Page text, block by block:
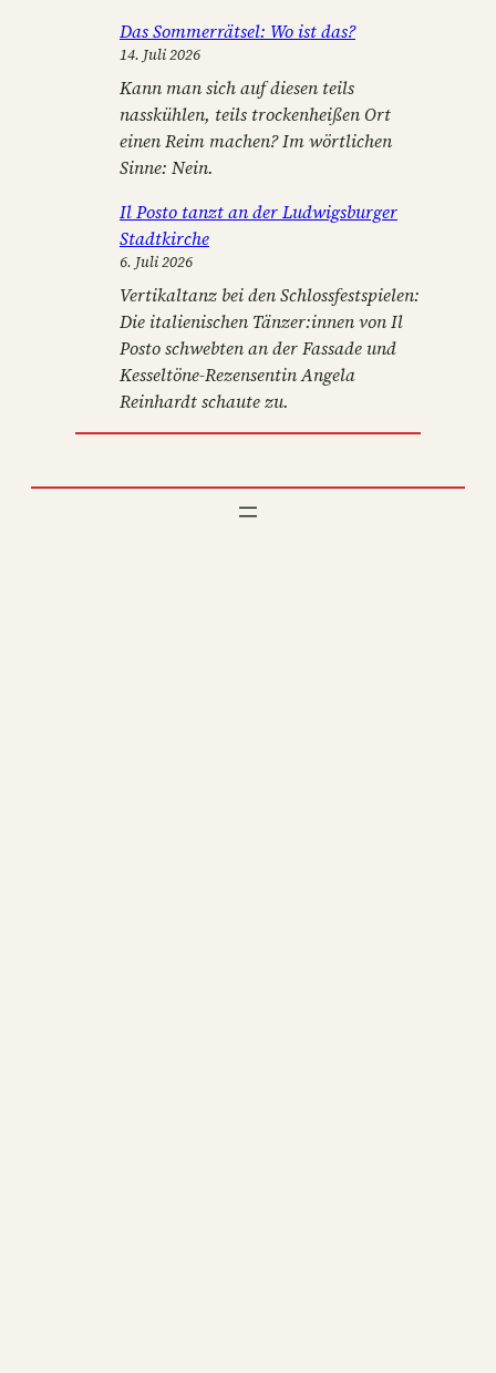
Das Sommerrätsel: Wo ist das?
14. Juli 2026
Kann man sich auf diesen teils
nasskühlen, teils trockenheißen Ort
einen Reim machen? Im wörtlichen
Sinne: Nein.
Il Posto tanzt an der Ludwigsburger
Stadtkirche
6. Juli 2026
Vertikaltanz bei den Schlossfestspielen:
Die italienischen Tänzer:innen von Il
Posto schwebten an der Fassade und
Kesseltöne-Rezensentin Angela
Reinhardt schaute zu.